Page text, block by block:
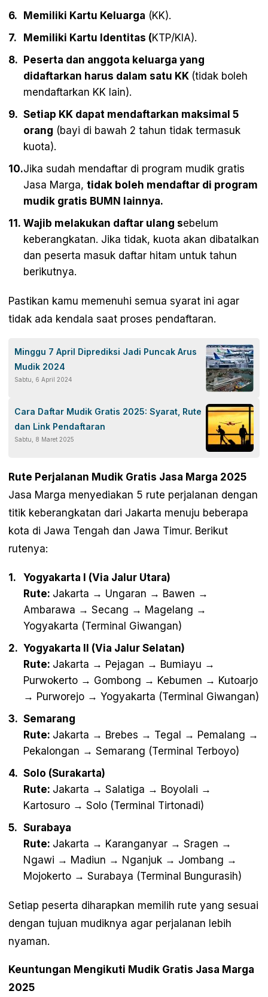
Memiliki Kartu Keluarga (KK).
Memiliki Kartu Identitas (KTP/KIA).
Peserta dan anggota keluarga yang
didaftarkan harus dalam satu KK (tidak boleh
mendaftarkan KK lain).
Setiap KK dapat mendaftarkan maksimal 5
orang (bayi di bawah 2 tahun tidak termasuk
kuota).
Jika sudah mendaftar di program mudik gratis
Jasa Marga, tidak boleh mendaftar di program
mudik gratis BUMN lainnya.
Wajib melakukan daftar ulang sebelum
keberangkatan. Jika tidak, kuota akan dibatalkan
dan peserta masuk daftar hitam untuk tahun
berikutnya.
Pastikan kamu memenuhi semua syarat ini agar
tidak ada kendala saat proses pendaftaran.
Minggu 7 April Diprediksi Jadi Puncak Arus
Mudik 2024
Sabtu, 6 April 2024
Cara Daftar Mudik Gratis 2025: Syarat, Rute
dan Link Pendaftaran
Sabtu, 8 Maret 2025
Rute Perjalanan Mudik Gratis Jasa Marga 2025
Jasa Marga menyediakan 5 rute perjalanan dengan
titik keberangkatan dari Jakarta menuju beberapa
kota di Jawa Tengah dan Jawa Timur. Berikut
rutenya:
Yogyakarta I (Via Jalur Utara)
Rute: Jakarta → Ungaran → Bawen →
Ambarawa → Secang → Magelang →
Yogyakarta (Terminal Giwangan)
Yogyakarta II (Via Jalur Selatan)
Rute: Jakarta → Pejagan → Bumiayu →
Purwokerto → Gombong → Kebumen → Kutoarjo
→ Purworejo → Yogyakarta (Terminal Giwangan)
Semarang
Rute: Jakarta → Brebes → Tegal → Pemalang →
Pekalongan → Semarang (Terminal Terboyo)
Solo (Surakarta)
Rute: Jakarta → Salatiga → Boyolali →
Kartosuro → Solo (Terminal Tirtonadi)
Surabaya
Rute: Jakarta → Karanganyar → Sragen →
Ngawi → Madiun → Nganjuk → Jombang →
Mojokerto → Surabaya (Terminal Bungurasih)
Setiap peserta diharapkan memilih rute yang sesuai
dengan tujuan mudiknya agar perjalanan lebih
nyaman.
Keuntungan Mengikuti Mudik Gratis Jasa Marga
2025